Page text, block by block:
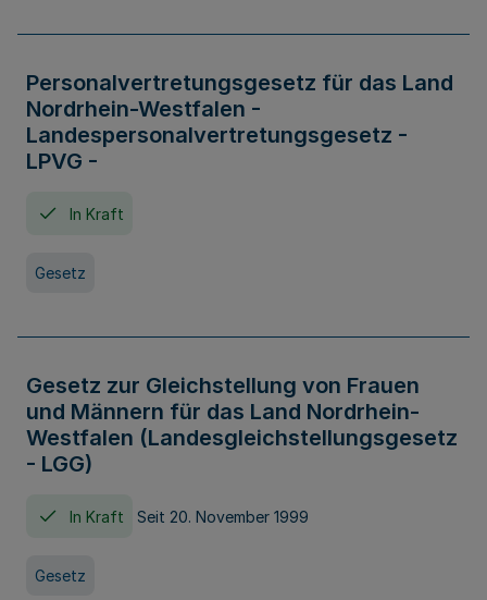
Personalvertretungsgesetz für das Land
Nordrhein-Westfalen -
Landespersonalvertretungsgesetz -
LPVG -
In Kraft
Gesetz
Gesetz zur Gleichstellung von Frauen
und Männern für das Land Nordrhein-
Westfalen (Landesgleichstellungsgesetz
- LGG)
In Kraft Seit 20. November 1999
Gesetz